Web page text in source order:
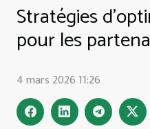
Stratégies
pour les
4 mars 2026 11:26